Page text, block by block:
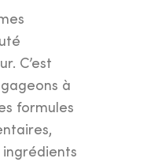
C’est
à
formules